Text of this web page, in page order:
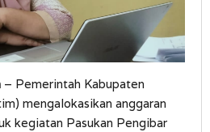
– Pemerintah Kabupaten
mengalokasikan anggaran
kegiatan Pasukan Pengibar